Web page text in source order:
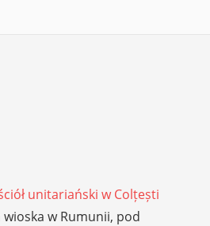
unitariański w Colțești
w Rumunii, pod